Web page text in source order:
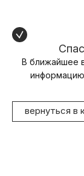
В ближайшее
вернуться в